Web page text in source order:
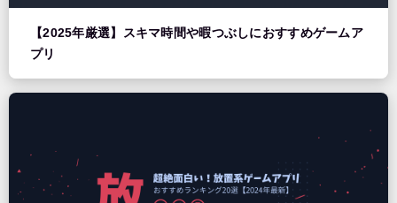
【2025年厳選】スキマ時間や暇つぶしにおすすめゲームア
プリ